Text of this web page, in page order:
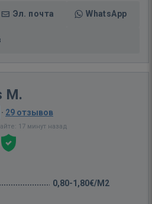
Эл. почта WhatsApp
M.
· 29 отзывов
17 минут назад
0,80-1,80€/M2